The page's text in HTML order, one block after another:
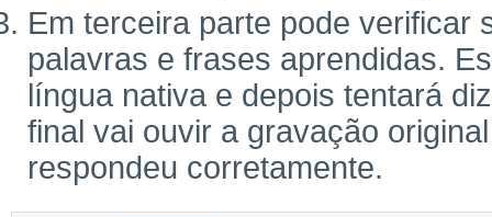
Em terceira parte pode verificar
palavras e frases aprendidas.
língua nativa e depois tentará
final vai ouvir a gravação
respondeu corretamente.